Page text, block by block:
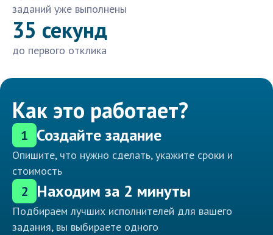
заданий уже выполнены
35 секунд
до первого отклика
Как это работает?
1 Создайте задание
Опишите, что нужно сделать, укажите сроки и
стоимость
2 Находим за 2 минуты
Подбираем лучших исполнителей для вашего
задания, вы выбираете одного